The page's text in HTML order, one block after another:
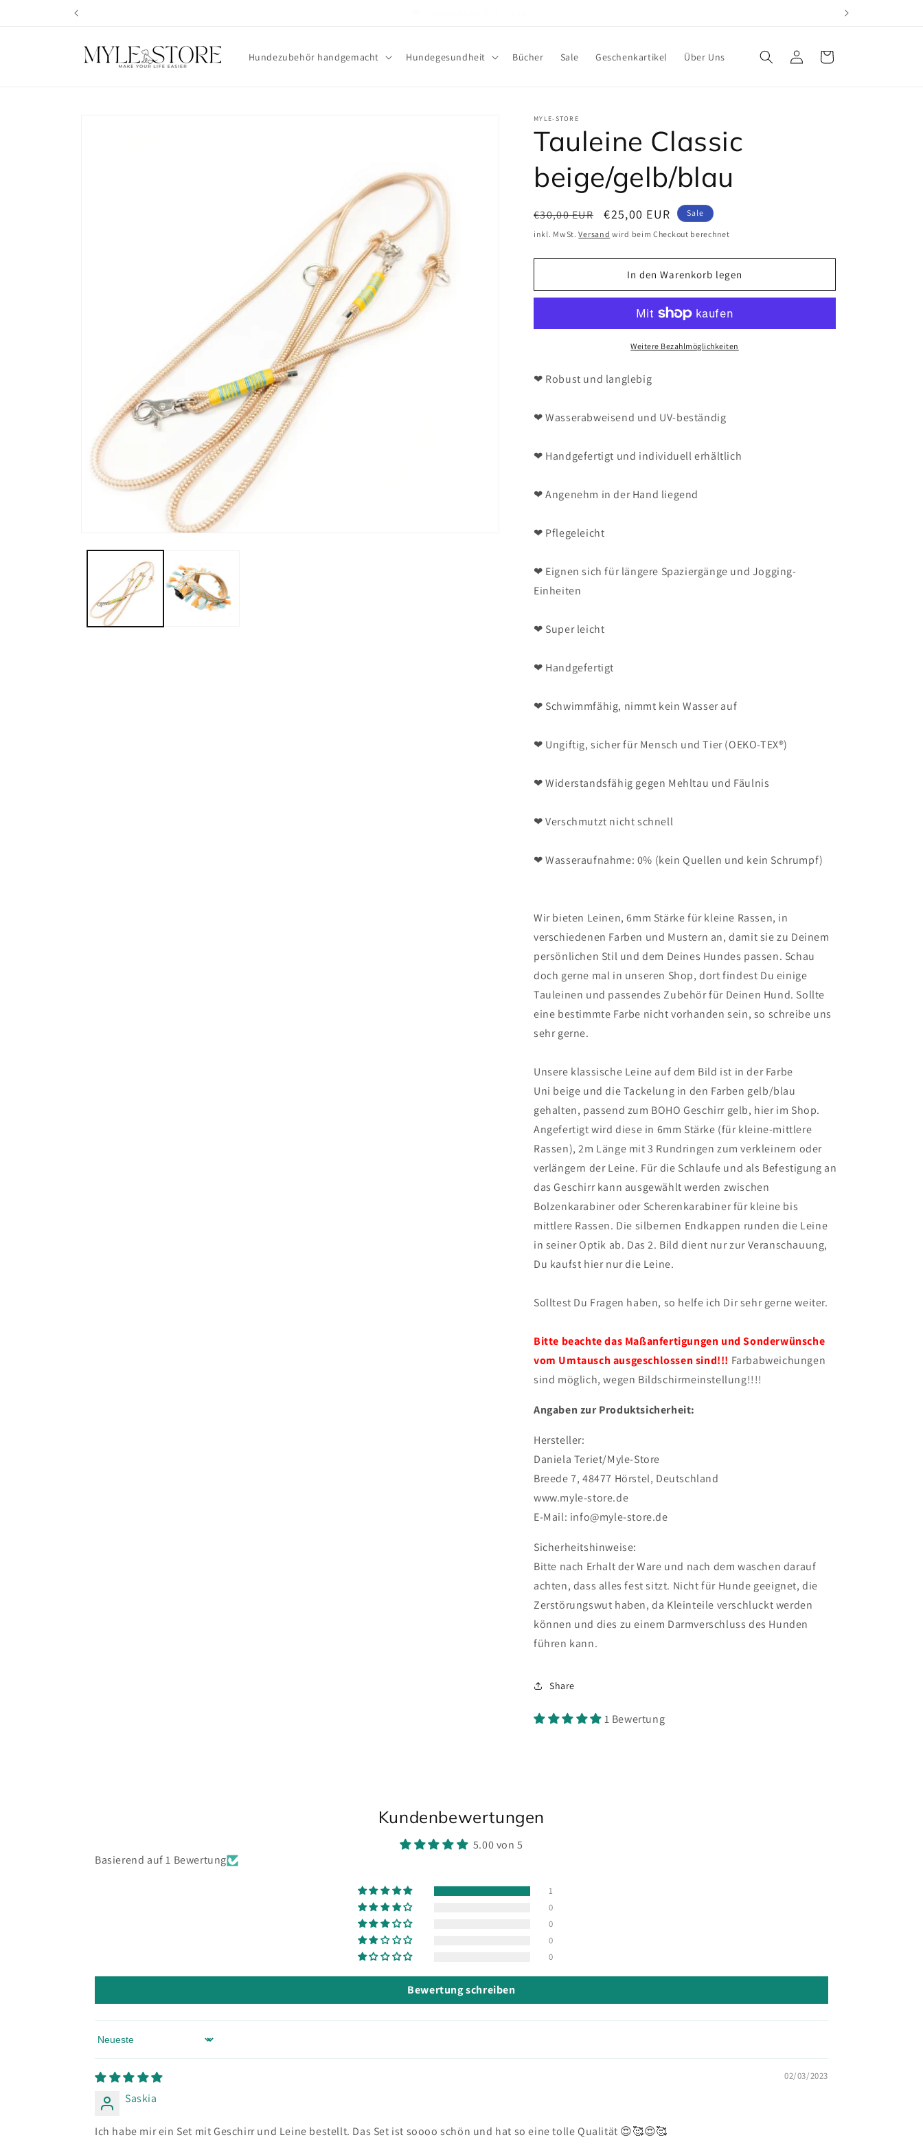
Hundezubehör handgemacht Hundegesundheit Bücher Sale Geschenkartikel Über Uns EinloggenWarenkorb
MYLE-STORE
Tauleine Classic
beige/gelb/blau
Normaler
Preis
€30,00 EUR Verkaufspreis
€25,00 EUR Sale
inkl. MwSt.Versand wird beim Checkout berechnet
In den Warenkorb legen
Weitere Bezahlmöglichkeiten
❤ Robust und langlebig
❤ Wasserabweisend und UV-beständig
❤ Handgefertigt und individuell erhältlich
❤ Angenehm in der Hand liegend
❤ Pflegeleicht
❤ Eignen sich für längere Spaziergänge und Jogging-
Einheiten
❤ Super leicht
❤ Handgefertigt
❤ Schwimmfähig, nimmt kein Wasser auf
❤ Ungiftig, sicher für Mensch und Tier (OEKO-TEX®)
❤ Widerstandsfähig gegen Mehltau und Fäulnis
❤ Verschmutzt nicht schnell
❤ Wasseraufnahme: 0% (kein Quellen und kein Schrumpf)
Wir bieten Leinen, 6mm Stärke für kleine Rassen, in
verschiedenen Farben und Mustern an, damit sie zu Deinem
persönlichen Stil und dem Deines Hundes passen. Schau
doch gerne mal in unseren Shop, dort findest Du einige
Tauleinen und passendes Zubehör für Deinen Hund. Sollte
eine bestimmte Farbe nicht vorhanden sein, so schreibe uns
sehr gerne.
Unsere klassische Leine auf dem Bild ist in der Farbe
Uni beige und die Tackelung in den Farben gelb/blau
gehalten, passend zum BOHO Geschirr gelb, hier im Shop.
Angefertigt wird diese in 6mm Stärke (für kleine-mittlere
Rassen), 2m Länge mit 3 Rundringen zum verkleinern oder
verlängern der Leine. Für die Schlaufe und als Befestigung an
das Geschirr kann ausgewählt werden zwischen
Bolzenkarabiner oder Scherenkarabiner für kleine bis
mittlere Rassen. Die silbernen Endkappen runden die Leine
in seiner Optik ab. Das 2. Bild dient nur zur Veranschauung,
Du kaufst hier nur die Leine.
Solltest Du Fragen haben, so helfe ich Dir sehr gerne weiter.
Bitte beachte das Maßanfertigungen und Sonderwünsche
vom Umtausch ausgeschlossen sind!!! Farbabweichungen
sind möglich, wegen Bildschirmeinstellung!!!!
Angaben zur Produktsicherheit:
Hersteller:
Daniela Teriet/Myle-Store
Breede 7, 48477 Hörstel, Deutschland
www.myle-store.de
E-Mail: info@myle-store.de
Sicherheitshinweise:
Bitte nach Erhalt der Ware und nach dem waschen darauf
achten, dass alles fest sitzt. Nicht für Hunde geeignet, die
Zerstörungswut haben, da Kleinteile verschluckt werden
können und dies zu einem Darmverschluss des Hunden
führen kann.
Share
1 Bewertung
Kundenbewertungen
5.00 von 5
Basierend auf 1 Bewertung
1
0
0
0
0
Bewertung schreiben
Sort by
02/03/2023
Saskia
Ich habe mir ein Set mit Geschirr und Leine bestellt. Das Set ist soooo schön und hat so eine tolle Qualität 😍🥰😍🥰